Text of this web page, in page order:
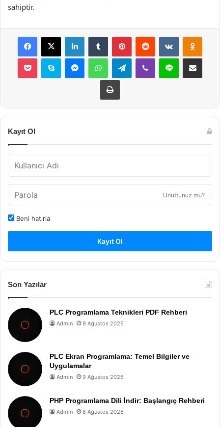
sahiptir.
Facebook
X LinkedInTumblr PinterestReddit VKontakte
Pocket Skype MessengerWhatsAppTelegramViber Line E-Posta ile
Yazdır
Kayıt Ol
Unuttunuz mu?
Beni hatırla
Kayıt Ol
Son Yazılar
PLC Programlama Teknikleri PDF Rehberi
Admin 9 Ağustos 2026
PLC Ekran Programlama: Temel Bilgiler ve
Uygulamalar
Admin 9 Ağustos 2026
PHP Programlama Dili İndir: Başlangıç Rehberi
Admin 8 Ağustos 2026